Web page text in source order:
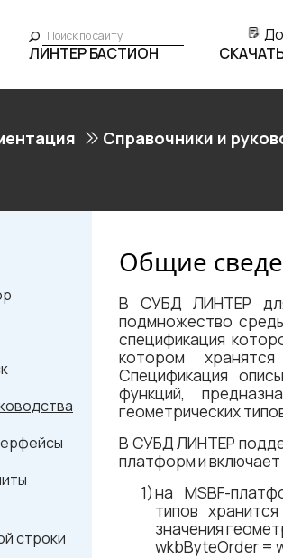
ЛИНТЕР БАСТИОН
Справочники и
строки
Общие
В СУБД ЛИНТЕР для
подмножество
спецификация
котором
Спецификация
функций,
геометрических
В СУБД ЛИНТЕР
платформ и
на MSBF-
типов
значения
wkbByteOrder =